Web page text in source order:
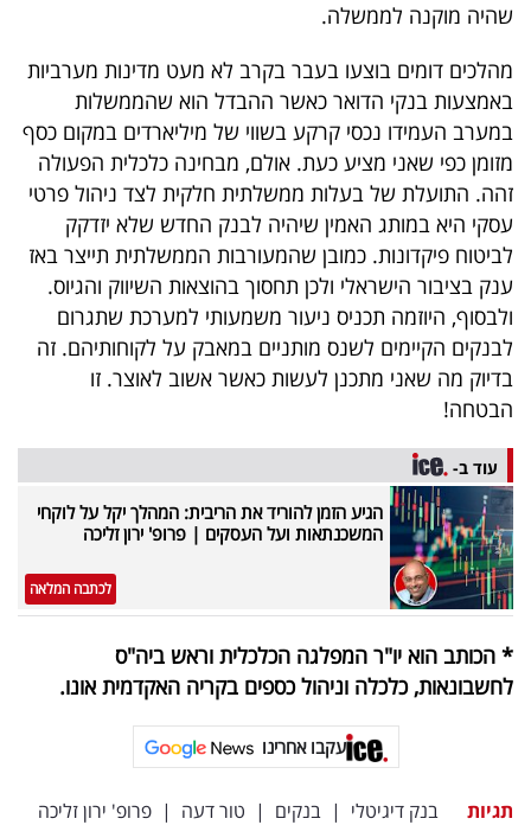
שהיה מוקנה לממשלה.
מהלכים דומים בוצעו בעבר בקרב לא מעט מדינות מערביות
באמצעות בנקי הדואר כאשר ההבדל הוא שהממשלות
במערב העמידו נכסי קרקע בשווי של מיליארדים במקום כסף
מזומן כפי שאני מציע כעת. אולם, מבחינה כלכלית הפעולה
זהה. התועלת של בעלות ממשלתית חלקית לצד ניהול פרטי
עסקי היא במותג האמין שיהיה לבנק החדש שלא יזדקק
לביטוח פיקדונות. כמובן שהמעורבות הממשלתית תייצר באז
ענק בציבור הישראלי ולכן תחסוך בהוצאות השיווק והגיוס.
ולבסוף, היוזמה תכניס ניעור משמעותי למערכת שתגרום
לבנקים הקיימים לשנס מותניים במאבק על לקוחותיהם. זה
בדיוק מה שאני מתכנן לעשות כאשר אשוב לאוצר. זו
הבטחה!
עוד ב-
הגיע הזמן להוריד את הריבית: המהלך יקל על לוקחי
המשכנתאות ועל העסקים | פרופ' ירון זליכה
לכתבה המלאה
* הכותב הוא יו"ר המפלגה הכלכלית וראש ביה"ס
לחשבונאות, כלכלה וניהול כספים בקריה האקדמית אונו.
עקבו אחרינו
תגיות בנק דיגיטלי | בנקים | טור דעה | פרופ' ירון זליכה